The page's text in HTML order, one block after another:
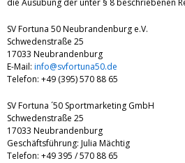
die Ausübung der unter § 8 beschriebenen
SV Fortuna 50 Neubrandenburg e.V.
Schwedenstraße 25
17033 Neubrandenburg
E-Mail: info@svfortuna50.de
Telefon: +49 (395) 570 88 65
SV Fortuna ´50 Sportmarketing GmbH
Schwedenstraße 25
17033 Neubrandenburg
Geschäftsführung: Julia Mächtig
Telefon: +49 395 / 570 88 65